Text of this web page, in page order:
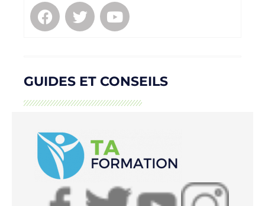
GUIDES ET CONSEILS